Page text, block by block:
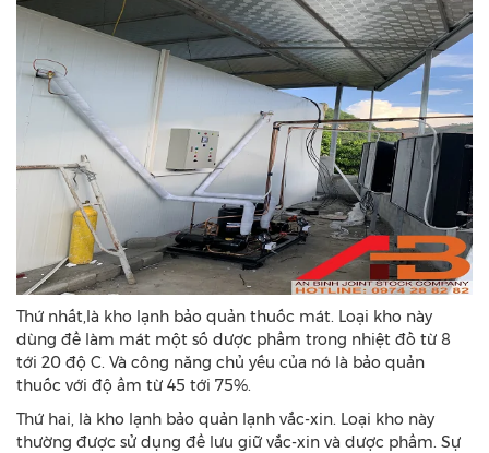
Thứ nhất,là kho lạnh bảo quản thuốc mát. Loại kho này
dùng để làm mát một số dược phẩm trong nhiệt đồ từ 8
tới 20 độ C. Và công năng chủ yếu của nó là bảo quản
thuốc với độ ẩm từ 45 tới 75%.
Thứ hai, là kho lạnh bảo quản lạnh vắc-xin. Loại kho này
thường được sử dụng để lưu giữ vắc-xin và dược phẩm. Sự